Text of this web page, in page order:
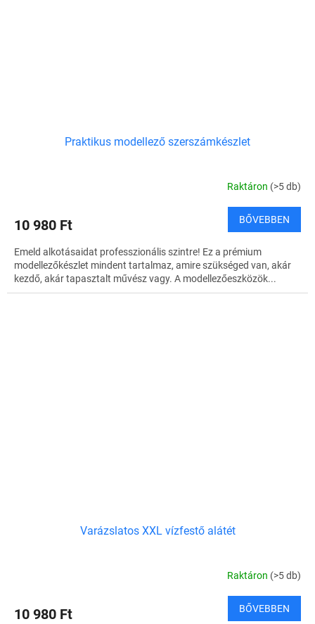
Praktikus modellező szerszámkészlet
Raktáron (>5 db)
10 980 Ft BŐVEBBEN
Emeld alkotásaidat professzionális szintre! Ez a prémium
modellezőkészlet mindent tartalmaz, amire szükséged van, akár
kezdő, akár tapasztalt művész vagy. A modellezőeszközök...
Varázslatos XXL vízfestő alátét
Raktáron (>5 db)
10 980 Ft BŐVEBBEN